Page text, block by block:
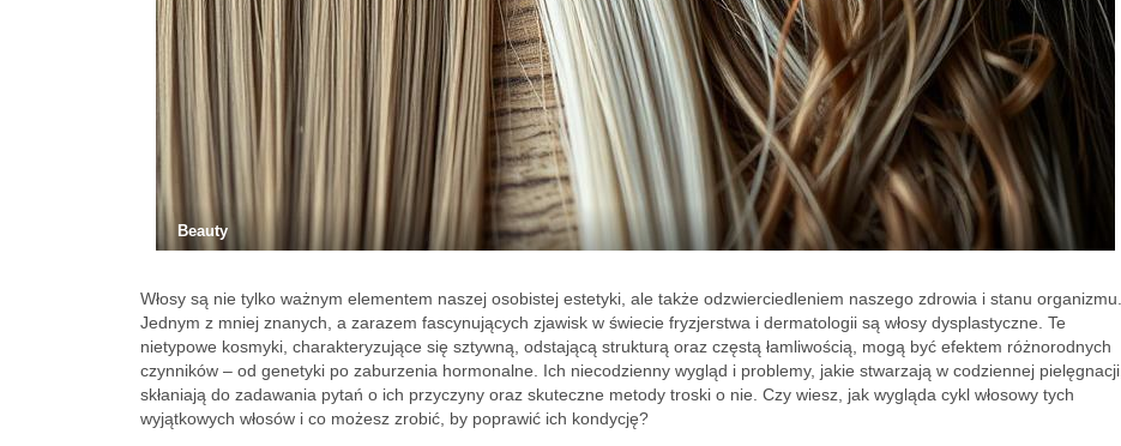
Beauty
Włosy są nie tylko ważnym elementem naszej osobistej estetyki, ale także odzwierciedleniem naszego zdrowia i stanu organizmu.
Jednym z mniej znanych, a zarazem fascynujących zjawisk w świecie fryzjerstwa i dermatologii są włosy dysplastyczne. Te
nietypowe kosmyki, charakteryzujące się sztywną, odstającą strukturą oraz częstą łamliwością, mogą być efektem różnorodnych
czynników – od genetyki po zaburzenia hormonalne. Ich niecodzienny wygląd i problemy, jakie stwarzają w codziennej pielęgnacji,
skłaniają do zadawania pytań o ich przyczyny oraz skuteczne metody troski o nie. Czy wiesz, jak wygląda cykl włosowy tych
wyjątkowych włosów i co możesz zrobić, by poprawić ich kondycję?